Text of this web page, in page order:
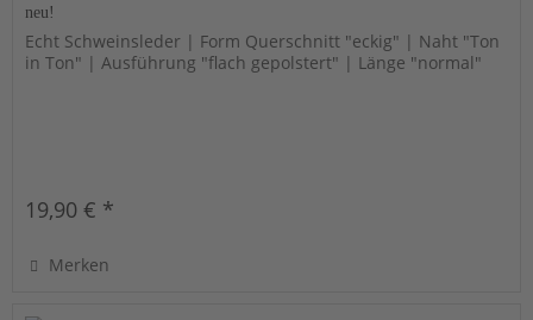
neu!
Echt Schweinsleder | Form Querschnitt "eckig" | Naht "Ton
in Ton" | Ausführung "flach gepolstert" | Länge "normal"
19,90 € *
Merken